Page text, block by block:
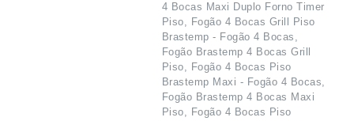
4 Bocas Maxi Duplo Forno Timer
Piso, Fogão 4 Bocas Grill Piso
Brastemp - Fogão 4 Bocas,
Fogão Brastemp 4 Bocas Grill
Piso, Fogão 4 Bocas Piso
Brastemp Maxi - Fogão 4 Bocas,
Fogão Brastemp 4 Bocas Maxi
Piso, Fogão 4 Bocas Piso